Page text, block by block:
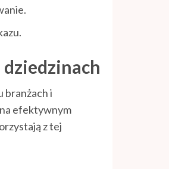
branżach i
efektywnym
z tej